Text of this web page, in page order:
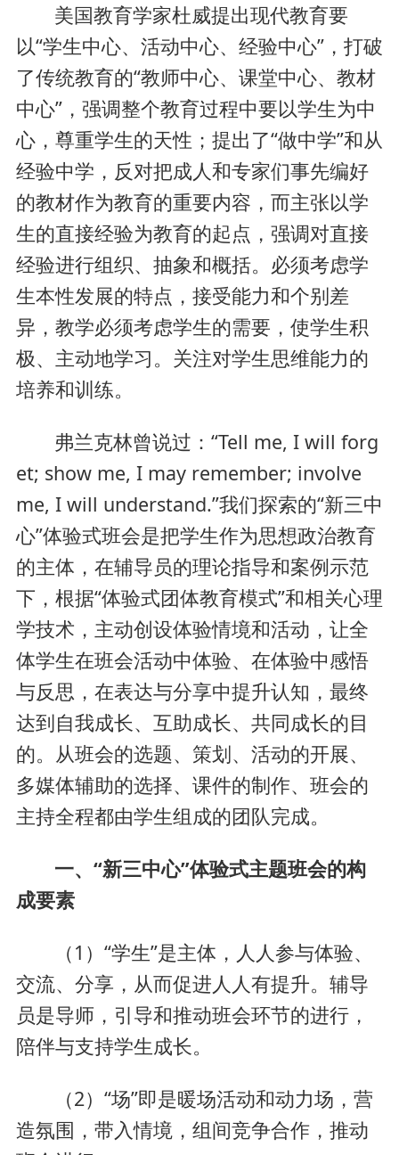
美国教育学家杜威提出现代教育要
以“学生中心、活动中心、经验中心”，打破
了传统教育的“教师中心、课堂中心、教材
中心”，强调整个教育过程中要以学生为中
心，尊重学生的天性；提出了“做中学”和从
经验中学，反对把成人和专家们事先编好
的教材作为教育的重要内容，而主张以学
生的直接经验为教育的起点，强调对直接
经验进行组织、抽象和概括。必须考虑学
生本性发展的特点，接受能力和个别差
异，教学必须考虑学生的需要，使学生积
极、主动地学习。关注对学生思维能力的
培养和训练。
弗兰克林曾说过：“Tell me, I will forg
et; show me, I may remember; involve
me, I will understand.”我们探索的“新三中
心”体验式班会是把学生作为思想政治教育
的主体，在辅导员的理论指导和案例示范
下，根据“体验式团体教育模式”和相关心理
学技术，主动创设体验情境和活动，让全
体学生在班会活动中体验、在体验中感悟
与反思，在表达与分享中提升认知，最终
达到自我成长、互助成长、共同成长的目
的。从班会的选题、策划、活动的开展、
多媒体辅助的选择、课件的制作、班会的
主持全程都由学生组成的团队完成。
一、“新三中心”体验式主题班会的构
成要素
（1）“学生”是主体，人人参与体验、
交流、分享，从而促进人人有提升。辅导
员是导师，引导和推动班会环节的进行，
陪伴与支持学生成长。
（2）“场”即是暖场活动和动力场，营
造氛围，带入情境，组间竞争合作，推动